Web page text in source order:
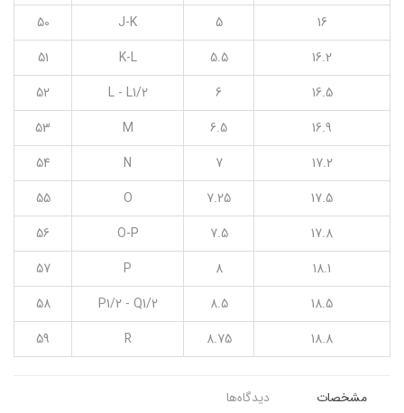
16
5
J-K
50
16.2
5.5
K-L
51
16.5
6
L - L1/2
52
16.9
6.5
M
53
17.2
7
N
54
17.5
7.25
O
55
17.8
7.5
O-P
56
18.1
8
P
57
18.5
8.5
P1/2 - Q1/2
58
18.8
8.75
R
59
مشخصات دیدگاه‌ها